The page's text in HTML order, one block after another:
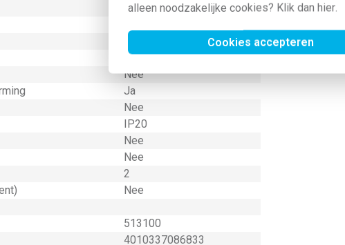
alleen noodzakelijke cookies? Klik dan hier.
Cookies accepteren
Nee
Geen
Nee
Ja
Nee
IP20
Nee
Nee
2
Nee
513100
4010337086833